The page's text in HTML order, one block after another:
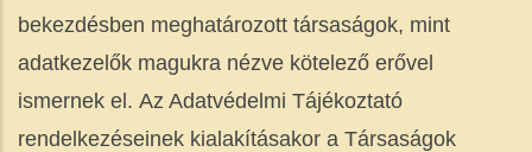
bekezdésben meghatározott társaságok, mint
adatkezelők magukra nézve kötelező erővel
ismernek el. Az Adatvédelmi Tájékoztató
rendelkezéseinek kialakításakor a Társaságok